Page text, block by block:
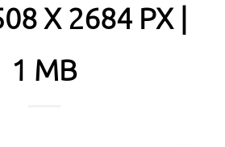
X 2684 PX |
1 MB